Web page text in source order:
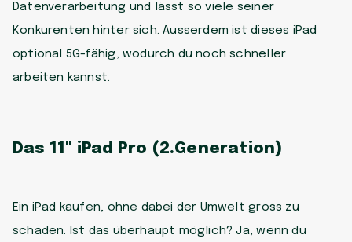
Datenverarbeitung und lässt so viele seiner
Konkurenten hinter sich. Ausserdem ist dieses iPad
optional 5G-fähig, wodurch du noch schneller
arbeiten kannst.
Das 11" iPad Pro (2.Generation)
Ein iPad kaufen, ohne dabei der Umwelt gross zu
schaden. Ist das überhaupt möglich? Ja, wenn du